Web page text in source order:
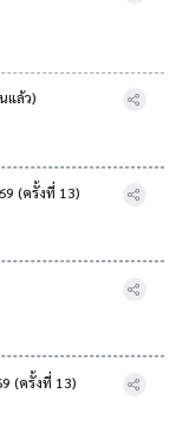
แล้ว)
(ครั้งที่ 13)
(ครั้งที่ 13)